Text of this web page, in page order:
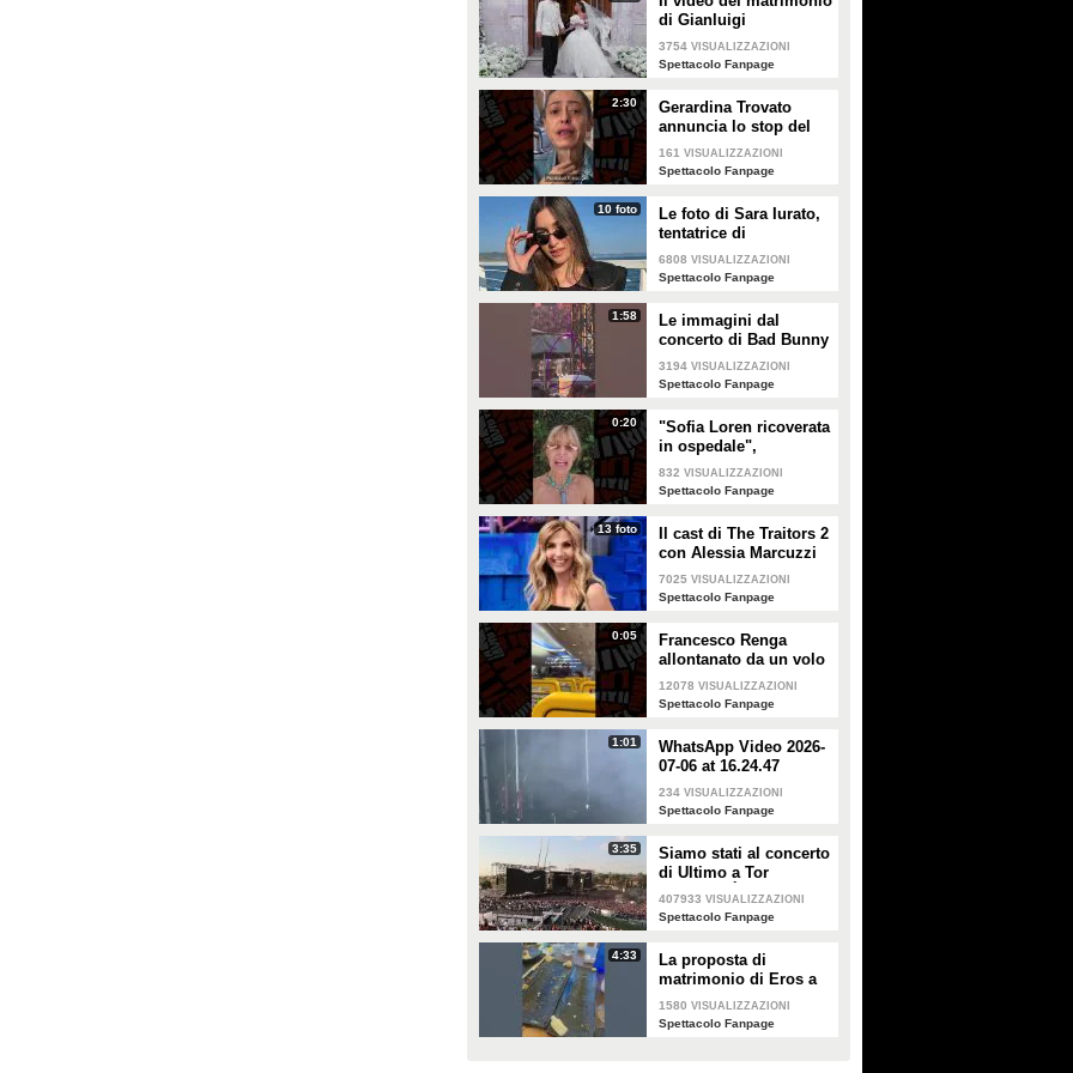
di Gianluigi
Donnarumma e Alessia
Elefante
3754 VISUALIZZAZIONI
Spettacolo Fanpage
2:30
Gerardina Trovato
annuncia lo stop del
tour per problemi di
salute
161 VISUALIZZAZIONI
Spettacolo Fanpage
10 foto
Le foto di Sara Iurato,
tentatrice di
Temptation Island 2026
6808 VISUALIZZAZIONI
Spettacolo Fanpage
1:58
Le immagini dal
concerto di Bad Bunny
a Milano
3194 VISUALIZZAZIONI
Spettacolo Fanpage
0:20
"Sofia Loren ricoverata
in ospedale",
Alessandra Mussolini
smentisce: "È serena e
832 VISUALIZZAZIONI
Spettacolo Fanpage
13 foto
Il cast di The Traitors 2
con Alessia Marcuzzi
7025 VISUALIZZAZIONI
Spettacolo Fanpage
0:05
Francesco Renga
allontanato da un volo
Ryanair dopo una
discussione con gli
12078 VISUALIZZAZIONI
Spettacolo Fanpage
1:01
WhatsApp Video 2026-
07-06 at 16.24.47
234 VISUALIZZAZIONI
Spettacolo Fanpage
3:35
Siamo stati al concerto
di Ultimo a Tor
Vergata: "È il giorno
che aspettavo, questa è
407933 VISUALIZZAZIONI
Spettacolo Fanpage
4:33
La proposta di
matrimonio di Eros a
Guendalina Canessa
1580 VISUALIZZAZIONI
Spettacolo Fanpage
PLAY
584 • diWorldNews